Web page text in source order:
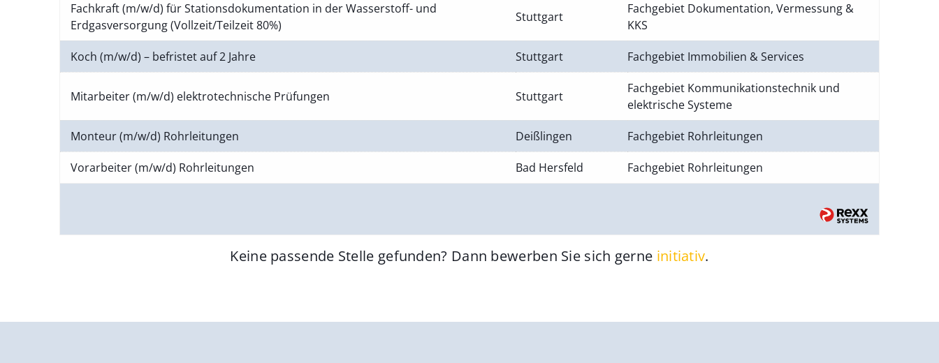
Fachkraft (m/w/d) für Stationsdokumentation in der Wasserstoff- und
Erdgasversorgung (Vollzeit/Teilzeit 80%)
Stuttgart
Fachgebiet Dokumentation, Vermessung &
KKS
Koch (m/w/d) – befristet auf 2 Jahre Stuttgart Fachgebiet Immobilien & Services
Mitarbeiter (m/w/d) elektrotechnische Prüfungen Stuttgart
Fachgebiet Kommunikationstechnik und
elektrische Systeme
Monteur (m/w/d) Rohrleitungen Deißlingen Fachgebiet Rohrleitungen
Vorarbeiter (m/w/d) Rohrleitungen Bad Hersfeld Fachgebiet Rohrleitungen
Keine passende Stelle gefunden? Dann bewerben Sie sich gerne initiativ.